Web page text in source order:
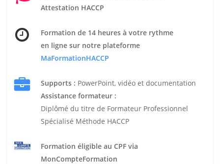
Attestation HACCP
Formation de 14 heures à votre rythme
en ligne sur notre plateforme
MaFormationHACCP
Supports : PowerPoint, vidéo et documentation
Assistance formateur :
Diplômé du titre de Formateur Professionnel
Spécialisé Méthode HACCP
Formation éligible au CPF via
MonCompteFormation